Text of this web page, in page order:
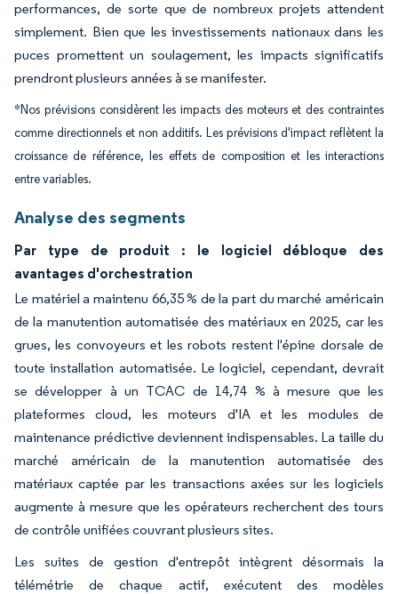
performances, de sorte que de nombreux projets attendent
simplement. Bien que les investissements nationaux dans les
puces promettent un soulagement, les impacts significatifs
prendront plusieurs années à se manifester.
*Nos prévisions considèrent les impacts des moteurs et des contraintes
comme directionnels et non additifs. Les prévisions d'impact reflètent la
croissance de référence, les effets de composition et les interactions
entre variables.
Analyse des segments
Par type de produit : le logiciel débloque des
avantages d'orchestration
Le matériel a maintenu 66,35 % de la part du marché américain
de la manutention automatisée des matériaux en 2025, car les
grues, les convoyeurs et les robots restent l'épine dorsale de
toute installation automatisée. Le logiciel, cependant, devrait
se développer à un TCAC de 14,74 % à mesure que les
plateformes cloud, les moteurs d'IA et les modules de
maintenance prédictive deviennent indispensables. La taille du
marché américain de la manutention automatisée des
matériaux captée par les transactions axées sur les logiciels
augmente à mesure que les opérateurs recherchent des tours
de contrôle unifiées couvrant plusieurs sites.
Les suites de gestion d'entrepôt intègrent désormais la
télémétrie de chaque actif, exécutent des modèles